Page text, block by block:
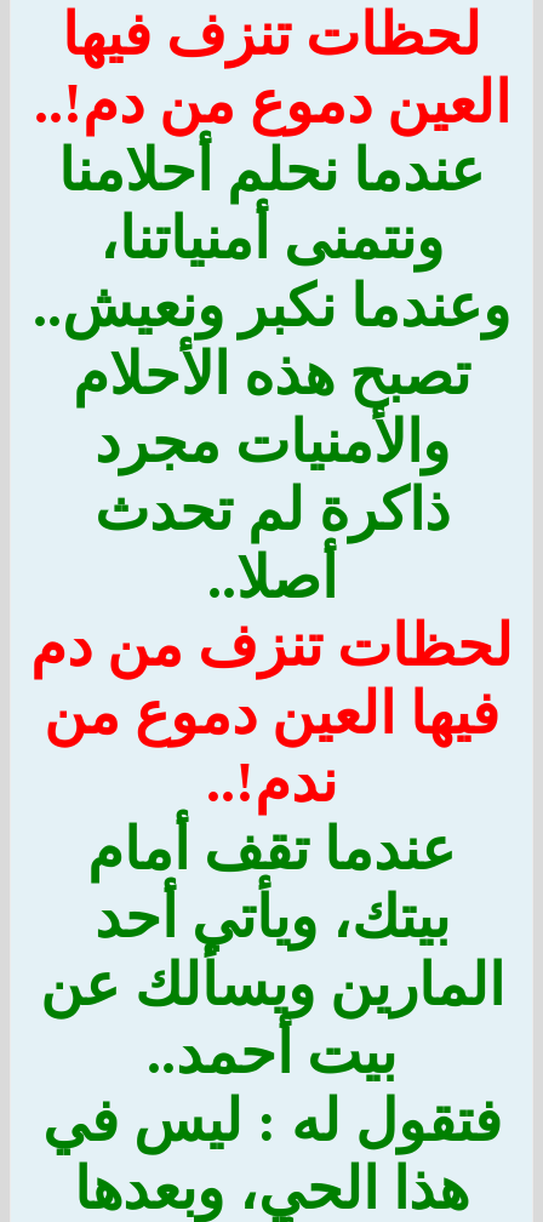
لحظات تنزف فيها
العين دموع من دم!..
عندما نحلم أحلامنا
ونتمنى أمنياتنا،
وعندما نكبر ونعيش..
تصبح هذه الأحلام
والأمنيات مجرد
ذاكرة لم تحدث
أصلا..
لحظات تنزف من دم
فيها العين دموع من
ندم!..
عندما تقف أمام
بيتك، ويأتي أحد
المارين ويسألك عن
بيت أحمد..
فتقول له : ليس في
هذا الحي، وبعدها